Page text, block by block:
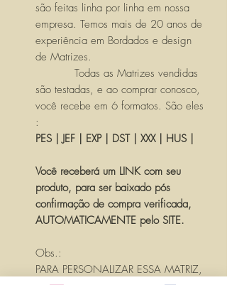
são feitas linha por linha em nossa
empresa. Temos mais de 20 anos de
experiência em Bordados e design
de Matrizes.
Todas as Matrizes vendidas
são testadas, e ao comprar conosco,
você recebe em 6 formatos. São eles
:
PES | JEF | EXP | DST | XXX | HUS |
Você receberá um LINK com seu
produto, para ser baixado pós
confirmação de compra verificada,
AUTOMATICAMENTE pelo SITE.
Obs.:
PARA PERSONALIZAR ESSA MATRIZ,